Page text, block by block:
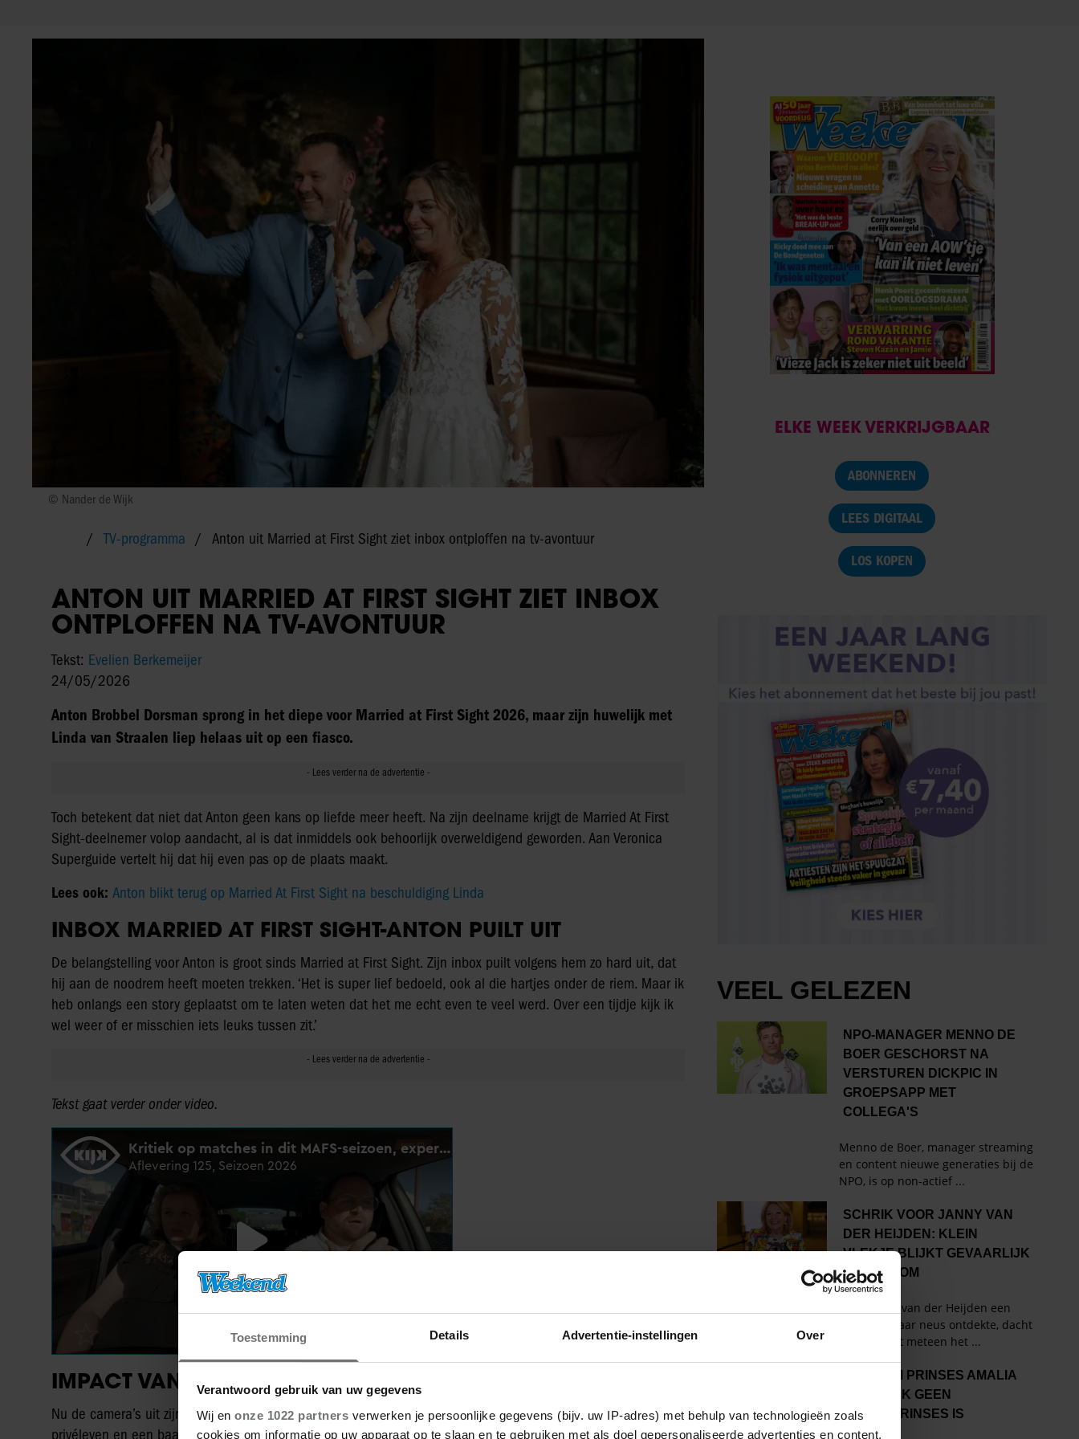
Toestemming Details Advertentie-instellingen Over
Verantwoord gebruik van uw gegevens
Wij en onze 1022 partners verwerken je persoonlijke gegevens (bijv. uw IP-adres) met behulp van technologieën zoals
cookies om informatie op uw apparaat op te slaan en te gebruiken met als doel gepersonaliseerde advertenties en content,
© Nander de Wijk
TV-programma Anton uit Married at First Sight ziet inbox ontploffen na tv-avontuur
ANTON UIT MARRIED AT FIRST SIGHT ZIET INBOX
ONTPLOFFEN NA TV-AVONTUUR
Tekst: Evelien Berkemeijer
24/05/2026
Anton Brobbel Dorsman sprong in het diepe voor Married at First Sight 2026, maar zijn huwelijk met
Linda van Straalen liep helaas uit op een fiasco.
Toch betekent dat niet dat Anton geen kans op liefde meer heeft. Na zijn deelname krijgt de Married At First
Sight-deelnemer volop aandacht, al is dat inmiddels ook behoorlijk overweldigend geworden. Aan Veronica
Superguide vertelt hij dat hij even pas op de plaats maakt.
Lees ook: Anton blikt terug op Married At First Sight na beschuldiging Linda
INBOX MARRIED AT FIRST SIGHT-ANTON PUILT UIT
De belangstelling voor Anton is groot sinds Married at First Sight. Zijn inbox puilt volgens hem zo hard uit, dat
hij aan de noodrem heeft moeten trekken. ‘Het is super lief bedoeld, ook al die hartjes onder de riem. Maar ik
heb onlangs een story geplaatst om te laten weten dat het me echt even te veel werd. Over een tijdje kijk ik
wel weer of er misschien iets leuks tussen zit.’
Tekst gaat verder onder video.
IMPACT VAN MAFS
Nu de camera’s uit zijn, hoopt Anton dat de rust in zijn leven snel terugkeert. ‘Ik heb ook gewoon een
privéleven en een baan. Of ik de impact van MAFS heb onderschat? Geen idee, maar het blijft bizar om
ELKE WEEK VERKRIJGBAAR
ABONNEREN
LEES DIGITAAL
LOS KOPEN